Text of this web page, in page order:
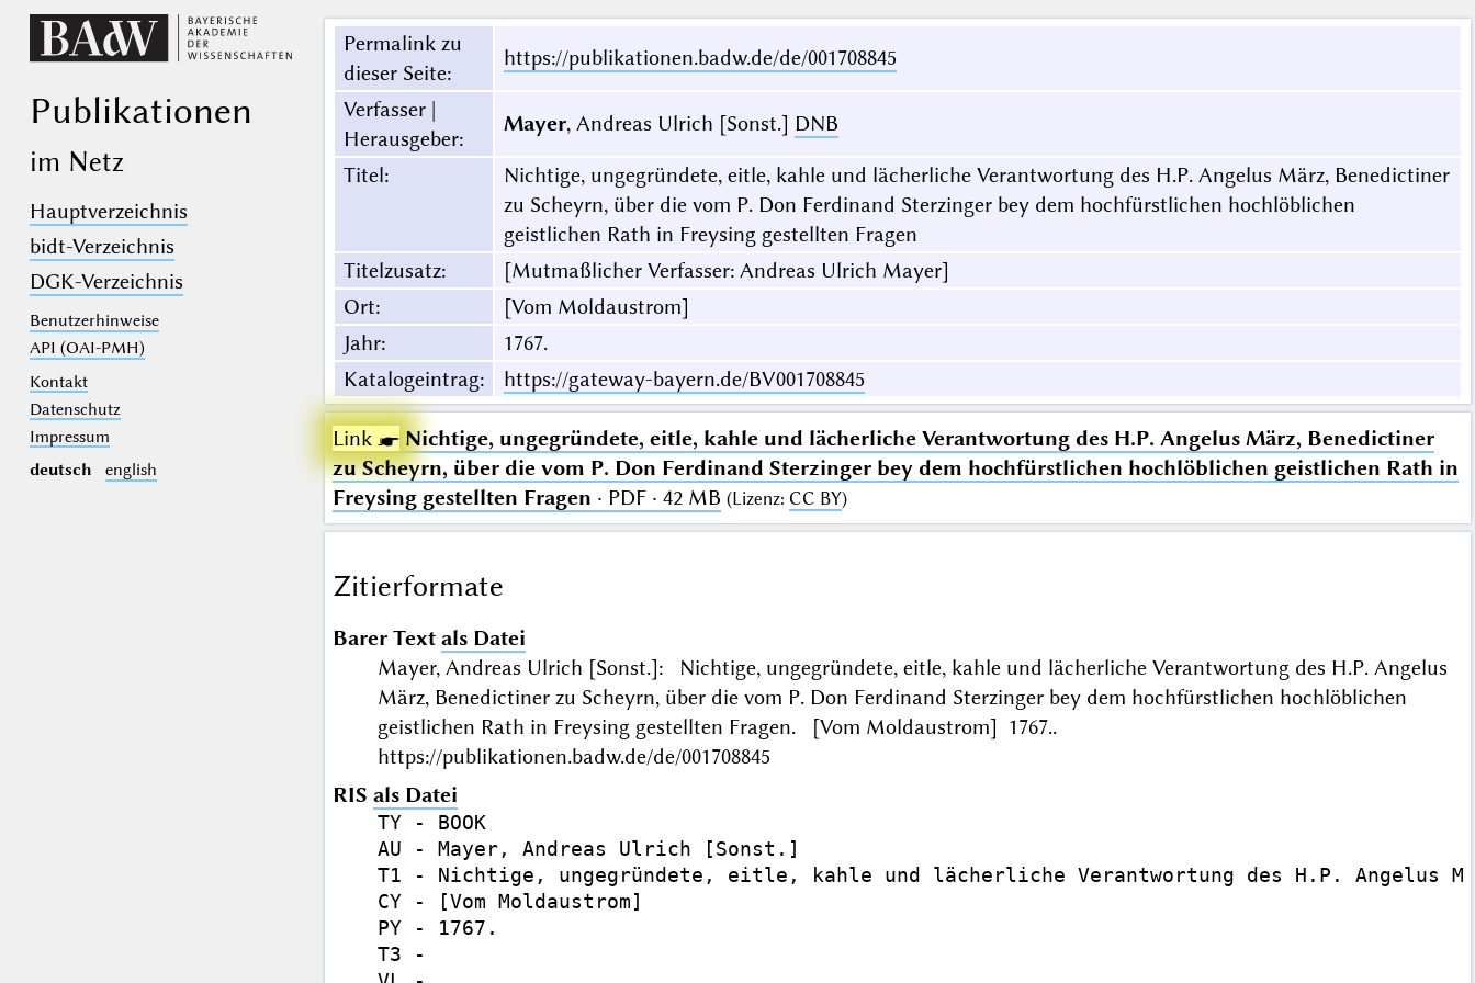
Publikationen
im Netz
Hauptverzeichnis
bidt-Verzeichnis
DGK-Verzeichnis
Benutzerhinweise
API (OAI-PMH)
Kontakt
Datenschutz
Impressum
deutsch
english
Permalink zu
dieser Seite:
https://publikationen.badw.de/de/001708845
Verfasser |
Herausgeber:
Mayer, Andreas Ulrich [Sonst.] DNB
Titel:
Nichtige, ungegründete, eitle, kahle und lächerliche Verantwortung des H.P. Angelus März, Benedictiner
zu Scheyrn, über die vom P. Don Ferdinand Sterzinger bey dem hochfürstlichen hochlöblichen
geistlichen Rath in Freysing gestellten Fragen
Titelzusatz:
[Mutmaßlicher Verfasser: Andreas Ulrich Mayer]
Ort:
[Vom Moldaustrom]
Jahr:
1767.
Katalogeintrag: https://gateway-bayern.de/BV001708845
Link ☛ Nichtige, ungegründete, eitle, kahle und lächerliche Verantwortung des H.P. Angelus März, Benedictiner
zu Scheyrn, über die vom P. Don Ferdinand Sterzinger bey dem hochfürstlichen hochlöblichen geistlichen Rath in
Freysing gestellten Fragen · PDF · 42 MB (Lizenz: CC BY)
Zitierformate
Barer Text als Datei
Mayer, Andreas Ulrich [Sonst.]: Nichtige, ungegründete, eitle, kahle und lächerliche Verantwortung des H.P. Angelus
März, Benedictiner zu Scheyrn, über die vom P. Don Ferdinand Sterzinger bey dem hochfürstlichen hochlöblichen
geistlichen Rath in Freysing gestellten Fragen. [Vom Moldaustrom] 1767..
https://publikationen.badw.de/de/001708845
RIS als Datei
TY - BOOK
AU - Mayer, Andreas Ulrich [Sonst.]
T1 - Nichtige, ungegründete, eitle, kahle und lächerliche Verantwortung des H.P. Angelus
CY - [Vom Moldaustrom]
PY - 1767.
T3 -